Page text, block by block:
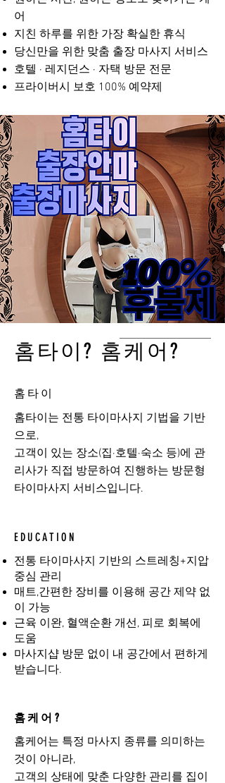
어
지친 하루를 위한 가장 확실한 휴식
당신만을 위한 맞춤 출장 마사지 서비스
호텔 · 레지던스 · 자택 방문 전문
프라이버시 보호 100% 예약제
홈타이? 홈케어?
홈타이
홈타이는 전통 타이마사지 기법을 기반
으로,
고객이 있는 장소(집·호텔·숙소 등)에 관
리사가 직접 방문하여 진행하는 방문형
타이마사지 서비스입니다.
EDUCATION
전통 타이마사지 기반의 스트레칭+지압
중심 관리
매트,간편한 장비를 이용해 공간 제약 없
이 가능
근육 이완, 혈액순환 개선, 피로 회복에
도움
마사지샵 방문 없이 내 공간에서 편하게
받습니다.
홈케어?
홈케어는 특정 마사지 종류를 의미하는
것이 아니라,
고객의 상태에 맞춘 다양한 관리를 집이